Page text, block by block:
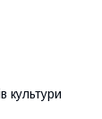
культури